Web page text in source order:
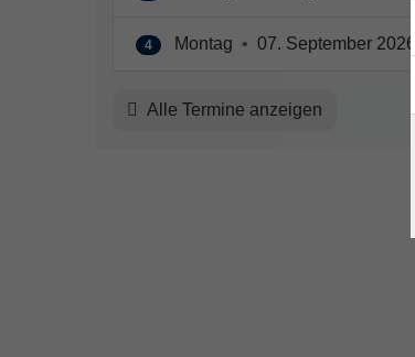
4 Montag • 07. September 2026
Alle Termine anzeigen